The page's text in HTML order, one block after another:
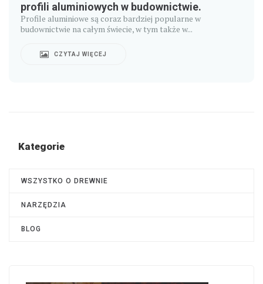
profili aluminiowych w budownictwie.
Profile aluminiowe są coraz bardziej popularne w
budownictwie na całym świecie, w tym także w...
CZYTAJ WIĘCEJ
Kategorie
WSZYSTKO O DREWNIE
NARZĘDZIA
BLOG